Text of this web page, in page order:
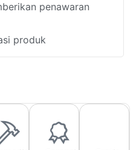
penawaran
produk